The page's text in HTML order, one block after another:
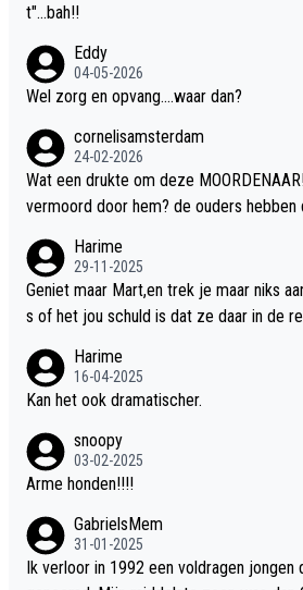
t"...bah!!
Eddy
04-05-2026
Wel zorg en opvang....waar dan?
cornelisamsterdam
24-02-2026
Wat een drukte om deze
vermoord door hem? de ouders
t!!
Harime
29-11-2025
Geniet maar Mart,en trek je maar niks
s of het jou schuld is dat ze daar in de
Harime
16-04-2025
Kan het ook dramatischer.
snoopy
03-02-2025
Arme honden!!!!
GabrielsMem
31-01-2025
Ik verloor in 1992 een voldragen jongen